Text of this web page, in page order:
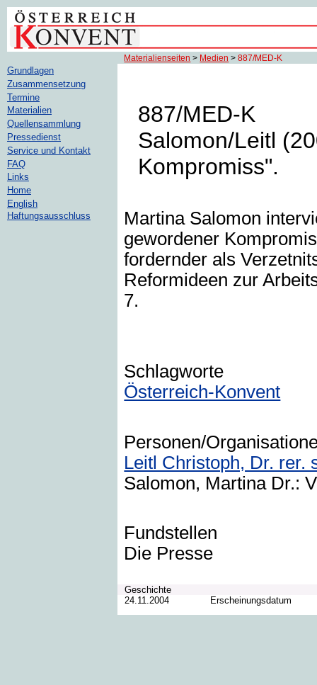
Materialienseiten > Medien >887/MED-K
887/MED-K
Salomon/Leitl
Kompromiss".
Martina Salomon
gewordener
fordernder als
Reformideen zur
7.
Schlagworte
Österreich-Konvent
Personen/
Leitl Christoph, Dr. rer.
Salomon, Martina Dr.:
Fundstellen
Die Presse
Geschichte
24.11.2004
Erscheinungsdatum
Grundlagen
Zusammensetzung
Termine
Materialien
Quellensammlung
Pressedienst
Service und Kontakt
FAQ
Links
Home
English
Haftungsausschluss